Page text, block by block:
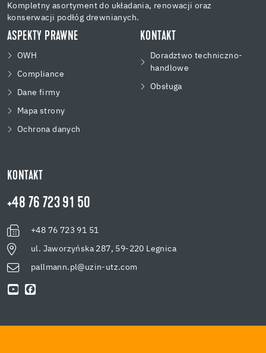
Kompletny asortyment do układania, renowacji oraz
konserwacji podłóg drewnianych.
ASPEKTY PRAWNE
OWH
Compliance
Dane firmy
Mapa strony
Ochrona danych
KONTAKT
Doradztwo techniczno-
handlowe
Obsługa
KONTAKT
+48 76 723 91 50
+48 76 723 91 51
ul. Jaworzyńska 287, 59-220 Legnica
pallmann.pl@uzin-utz.com